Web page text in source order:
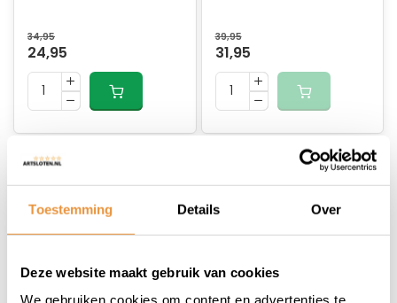
Toestemming Details Over
Deze website maakt gebruik van cookies
We gebruiken cookies om content en advertenties te
34,95
24,95
39,95
31,95
(0) (0)